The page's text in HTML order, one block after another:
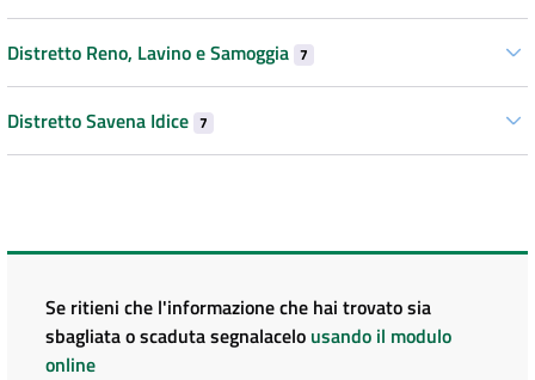
Distretto Reno, Lavino e Samoggia 7
Distretto Savena Idice 7
Se ritieni che l'informazione che hai trovato sia
sbagliata o scaduta segnalacelo usando il modulo
online